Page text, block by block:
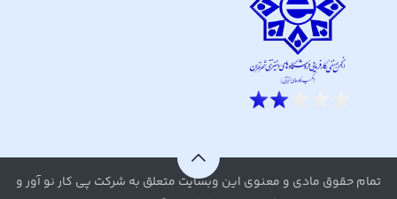
تمام حقوق مادی و معنوی این وبسایت متعلق به شرکت پی کار نو آور و